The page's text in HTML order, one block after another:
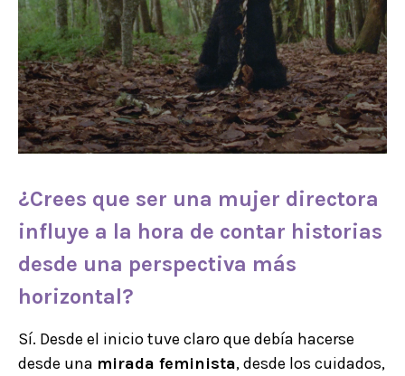
¿Crees que ser una mujer directora
influye a la hora de contar historias
desde una perspectiva más
horizontal?
Sí. Desde el inicio tuve claro que debía hacerse
desde una mirada feminista, desde los cuidados,